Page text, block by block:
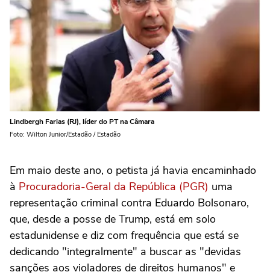
Lindbergh Farias (RJ), líder do PT na Câmara
Foto: Wilton Junior/Estadão / Estadão
Em maio deste ano, o petista já havia encaminhado
à Procuradoria-Geral da República (PGR) uma
representação criminal contra Eduardo Bolsonaro,
que, desde a posse de Trump, está em solo
estadunidense e diz com frequência que está se
dedicando "integralmente" a buscar as "devidas
sanções aos violadores de direitos humanos" e